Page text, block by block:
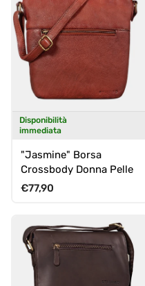
Disponibilità
immediata
"Jasmine" Borsa
Crossbody Donna Pelle
Prezzo normale
€77,90